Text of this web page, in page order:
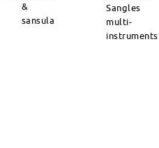
&
sansula
Sangles
multi-
instruments